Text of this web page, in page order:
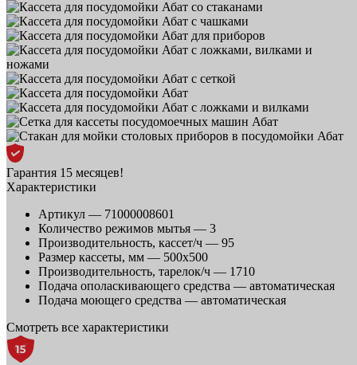
Гарантия 15 месяцев!
Характеристики
Артикул — 71000008601
Количество режимов мытья — 3
Производительность, кассет/ч — 95
Размер кассеты, мм — 500х500
Производительность, тарелок/ч — 1710
Подача ополаскивающего средства — автоматическая
Подача моющего средства — автоматическая
Смотреть все характеристики